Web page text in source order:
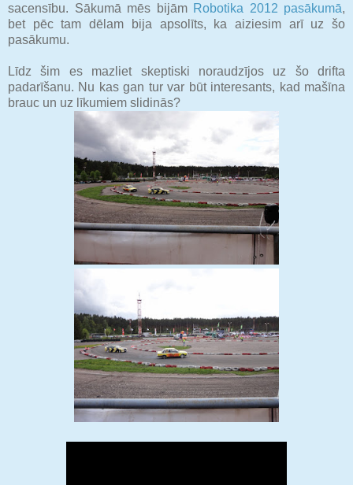
sacensību. Sākumā mēs bijām Robotika 2012 pasākumā,
bet pēc tam dēlam bija apsolīts, ka aiziesim arī uz šo
pasākumu.
Līdz šim es mazliet skeptiski noraudzījos uz šo drifta
padarīšanu. Nu kas gan tur var būt interesants, kad mašīna
brauc un uz līkumiem slidinās?